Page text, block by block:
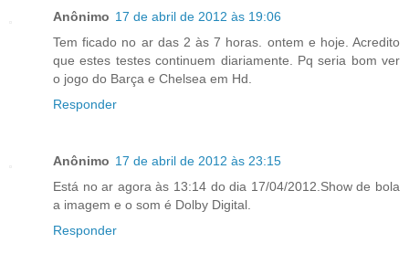
Anônimo 17 de abril de 2012 às 19:06
Tem ficado no ar das 2 às 7 horas. ontem e hoje. Acredito
que estes testes continuem diariamente. Pq seria bom ver
o jogo do Barça e Chelsea em Hd.
Responder
Anônimo 17 de abril de 2012 às 23:15
Está no ar agora às 13:14 do dia 17/04/2012.Show de bola
a imagem e o som é Dolby Digital.
Responder